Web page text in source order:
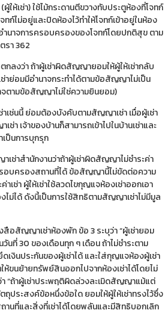
ผู้ให้เช่า) ใช้ไม้กระดานตีขวางทับประตูห้องที่โจทก์
ก์ไม่อยู่และปิดห้องไว้ทำให้โจทก์เข้าอยู่ในห้อง
อำนาจการครอบครองของโจทก์โดยปกติสุข ตาม
า 362
กลงว่า ถ้าผู้เช่าผิดสัญญายอมให้ผู้ให้เช่ากลับ
ช่าย่อมมีอำนาจกระทำได้ตามข้อสัญญาไม่เป็น
จตามข้อสัญญาไม่ใช่ความยินยอม)
เช่นนี้ ย่อมต้องบังคับตามสัญญาเช่า เมื่อผู้เช่า
ช่า เจ้าของบ้านก็สามารถเข้าไปในบ้านเช่าและ
ป็นการบุกรุก
ช่าสำนักงานว่าถ้าผู้เช่าผิดสัญญาไม่ชำระค่า
รอบครองสถานที่ได้ ข้อสัญญานี้ไม่ขัดต่อความ
เช่า ผู้ให้เช่าใช้ลวดไขกุญแจห้องเช่าออกเอา
ไม่ได้ ดังนี้เป็นการใช้สิทธิตามสัญญาเช่าไม่มีมูล
อสัญญาเช่าห้องพัก ข้อ 3 ระบุว่า “ผู้เช่ายอม
วันที่ 30 ของเดือนทุก ๆ เดือน ถ้าไม่ชำระตาม
ดเงินประกันของผู้เช่าได้ และใส่กุญแจห้องผู้เช่า
ขนย้ายทรัพย์สินออกไปจากห้องเช่าได้โดยไม่
า “ถ้าผู้เช่าประพฤติผิดล่วงละเมิดสัญญาแม้แต่
ประสงค์ข้อหนึ่งข้อใด ยอมให้ผู้ให้เช่าทรงไว้ซึ่ง
นที่และสิ่งที่เช่าได้โดยพลันและมีสิทธิบอกเลิก